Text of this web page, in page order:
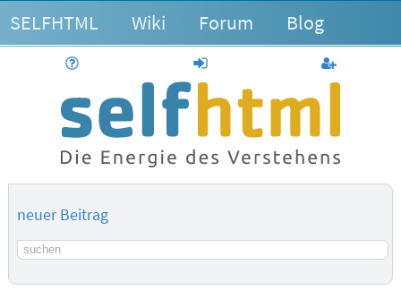
SELFHTML Wiki Forum Blog
anmelden
neuer Beitrag
Suchbegriff